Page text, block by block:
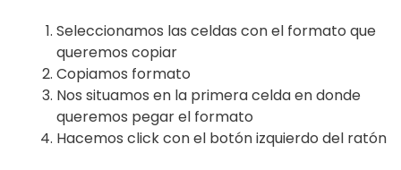
Seleccionamos las celdas con el formato que
queremos copiar
Copiamos formato
Nos situamos en la primera celda en donde
queremos pegar el formato
Hacemos click con el botón izquierdo del ratón